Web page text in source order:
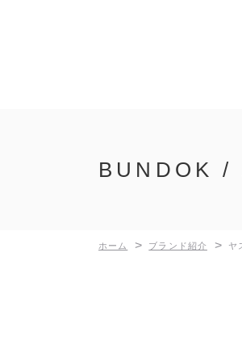
BUNDOK /
ホーム > ブランド紹介 > ヤ